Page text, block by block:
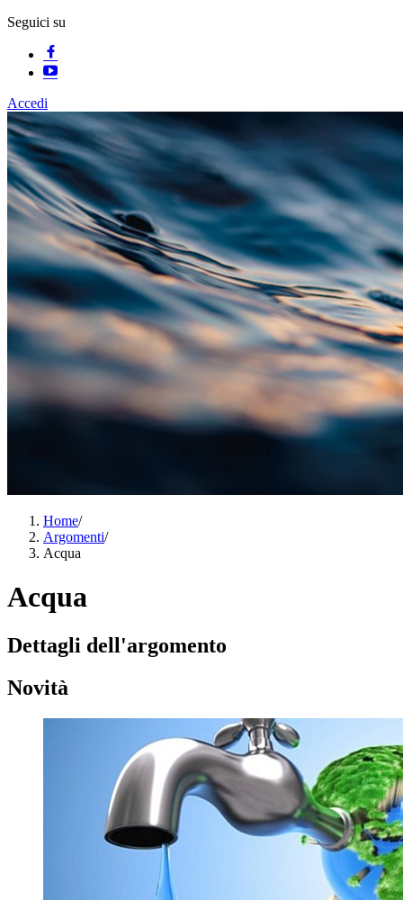
Seguici su
Accedi
Home/
Argomenti/
Acqua
Acqua
Dettagli dell'argomento
Novità